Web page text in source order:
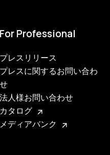
For Professional
プレスリリース
プレスに関するお問い合わ
せ
法人様お問い合わせ
カタログ
メディアバンク